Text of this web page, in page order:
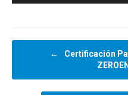
Navegador de artículos
←
Certificación